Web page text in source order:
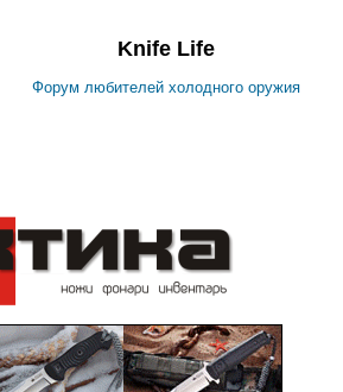
Knife Life
Форум любителей холодного оружия